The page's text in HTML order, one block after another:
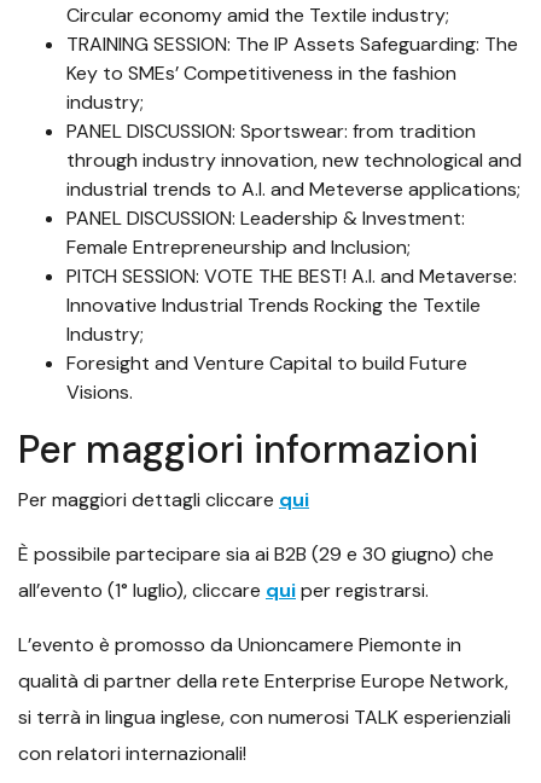
Circular economy amid the Textile industry;
TRAINING SESSION: The IP Assets Safeguarding: The
Key to SMEs’ Competitiveness in the fashion
industry;
PANEL DISCUSSION: Sportswear: from tradition
through industry innovation, new technological and
industrial trends to A.I. and Meteverse applications;
PANEL DISCUSSION: Leadership & Investment:
Female Entrepreneurship and Inclusion;
PITCH SESSION: VOTE THE BEST! A.I. and Metaverse:
Innovative Industrial Trends Rocking the Textile
Industry;
Foresight and Venture Capital to build Future
Visions.
Per maggiori informazioni
Per maggiori dettagli cliccare qui
È possibile partecipare sia ai B2B (29 e 30 giugno) che
all’evento (1° luglio), cliccare quiper registrarsi.
L’evento è promosso da Unioncamere Piemonte in
qualità di partner della rete Enterprise Europe Network,
si terrà in lingua inglese, con numerosi TALK esperienziali
con relatori internazionali!